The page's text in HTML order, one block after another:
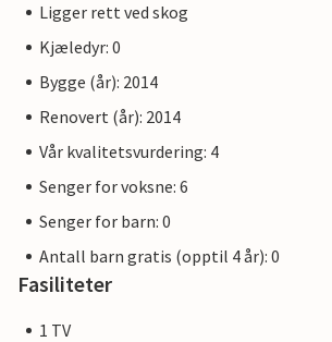
Ligger rett ved skog
Kjæledyr: 0
Bygge (år): 2014
Renovert (år): 2014
Vår kvalitetsvurdering: 4
Senger for voksne: 6
Senger for barn: 0
Antall barn gratis (opptil 4 år): 0
Fasiliteter
1 TV